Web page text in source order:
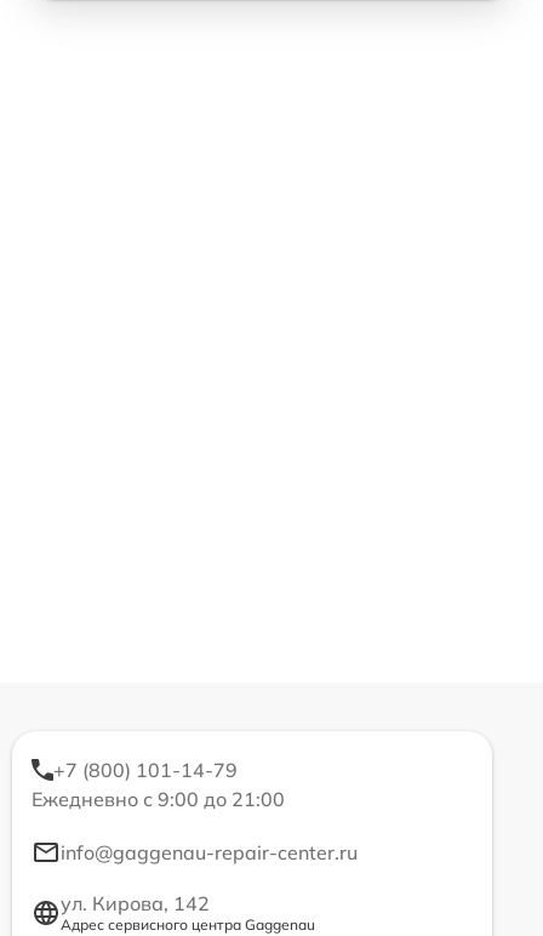
+7 (800) 101-14-79
Ежедневно с 9:00 до 21:00
info@gaggenau-repair-center.ru
ул. Кирова, 142
Адрес сервисного центра Gaggenau